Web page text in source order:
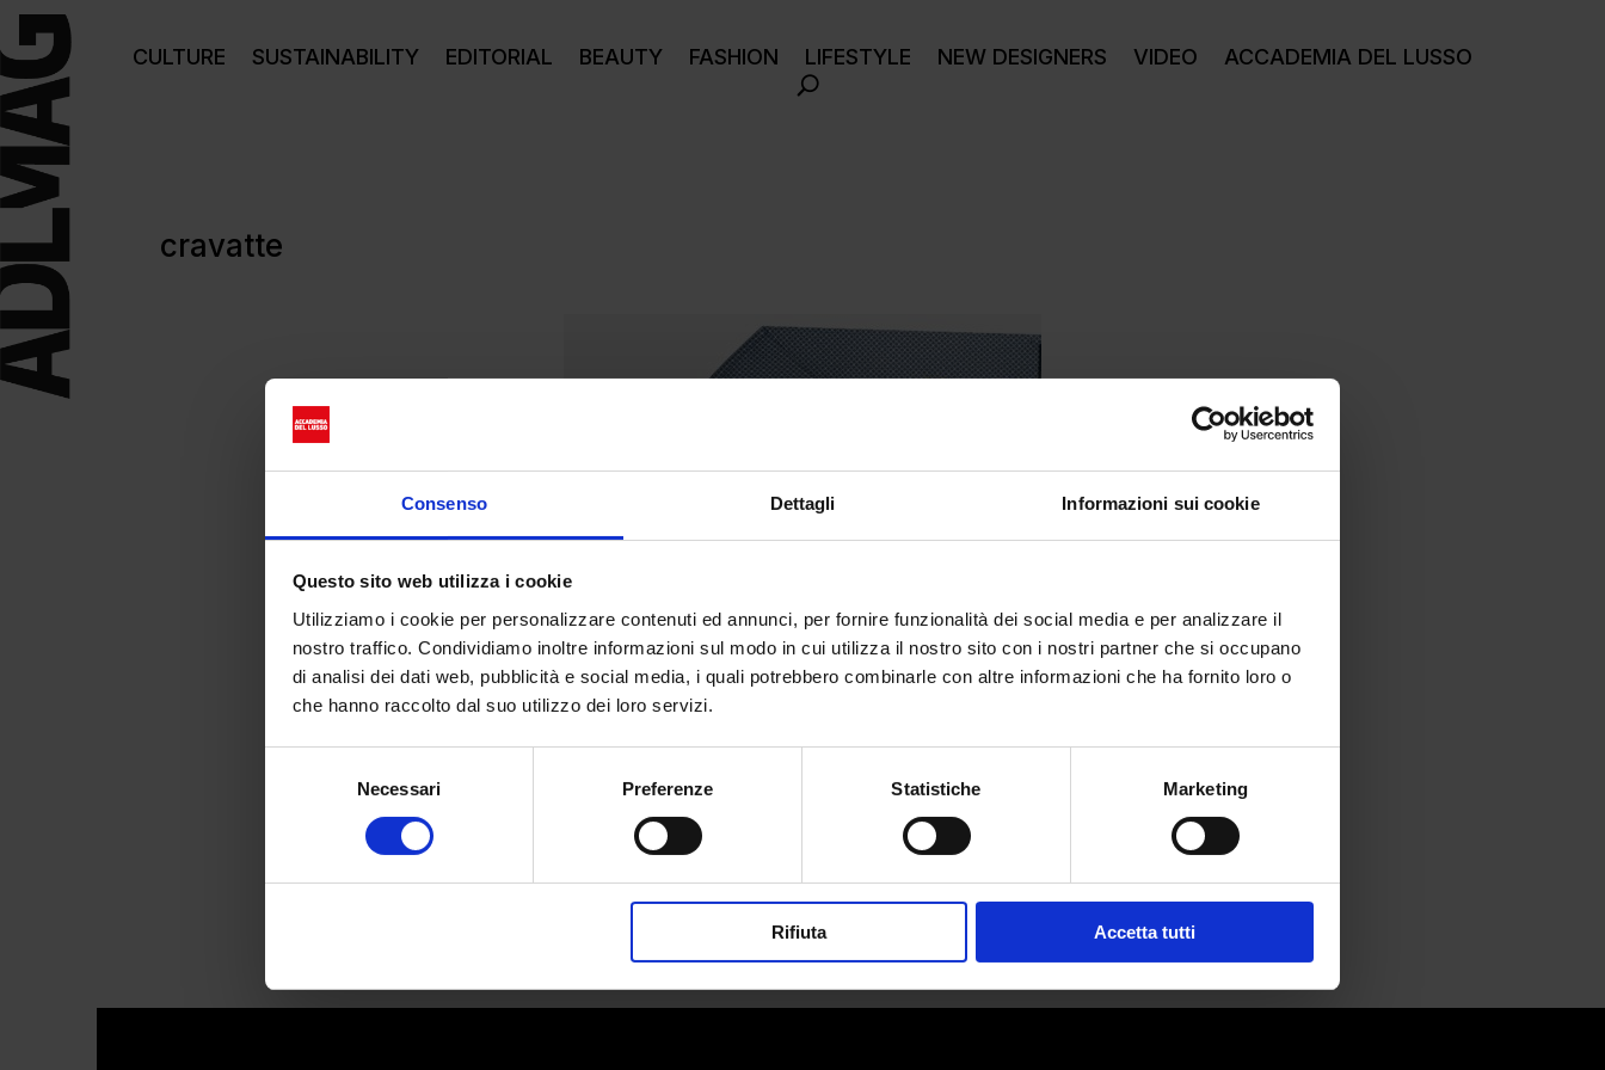
Consenso Dettagli Informazioni sui cookie
Questo sito web utilizza i cookie
Utilizziamo i cookie per personalizzare contenuti ed annunci, per fornire funzionalità dei social media e per analizzare il
nostro traffico. Condividiamo inoltre informazioni sul modo in cui utilizza il nostro sito con i nostri partner che si occupano
di analisi dei dati web, pubblicità e social media, i quali potrebbero combinarle con altre informazioni che ha fornito loro o
che hanno raccolto dal suo utilizzo dei loro servizi.
Necessari Preferenze Statistiche Marketing
Rifiuta Accetta tutti
CULTURE SUSTAINABILITY EDITORIAL BEAUTY FASHION LIFESTYLE NEW DESIGNERS VIDEO ACCADEMIA DEL LUSSO
cravatte
Talarico Cravatte: l’eccellenza sartoriale made in italy
Dalla tradizione familiare all’internazionalità...